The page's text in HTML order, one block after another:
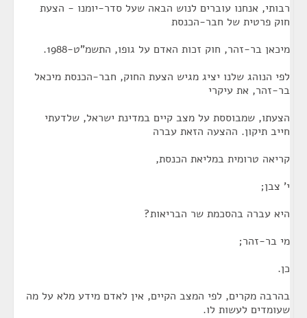
רבותי, אנחנו עוברים לנוש הבאה שעל סדר-יומנו - הצעת
חוק פרטית של חבר-הכנסת
מיכאן בר-זהר, חוק זכות האדם על גופו, התשמ"ט-1988.
לפי הנוהג שלנו יציג מגיש הצעת החוק, חבר-הכנסת מיכאל
בר-זהר, את עיקרי
הצעתו, שמבוססת על מצב קיים במדינת ישראל, שלדעתי
חייב תיקון. ההצעה הזאת עברה
קריאה טרומית במליאת הכנסת,
י' צבן;
היא עברה בהסכמת שר הבריאות?
מי בר-זהר;
כן.
בהרבה מקרים, לפי המצב הקיים, אין לאדם מידע מלא על מה
שעומדים לעשות לו.